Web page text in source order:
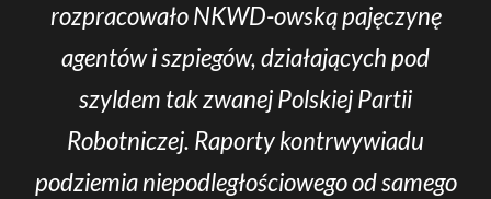
rozpracowało NKWD-owską pajęczynę
agentów i szpiegów, działających pod
szyldem tak zwanej Polskiej Partii
Robotniczej. Raporty kontrwywiadu
podziemia niepodległościowego od samego